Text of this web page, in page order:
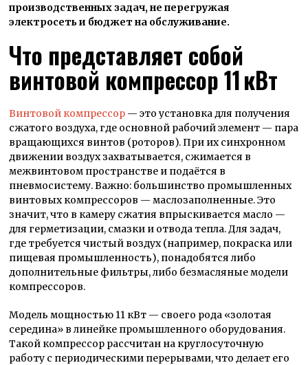
производственных задач, не перегружая
электросеть и бюджет на обслуживание.
Что представляет собой
винтовой компрессор 11 кВт
Винтовой компрессор — это установка для получения
сжатого воздуха, где основной рабочий элемент — пара
вращающихся винтов (роторов). При их синхронном
движении воздух захватывается, сжимается в
межвинтовом пространстве и подаётся в
пневмосистему. Важно: большинство промышленных
винтовых компрессоров — маслозаполненные. Это
значит, что в камеру сжатия впрыскивается масло —
для герметизации, смазки и отвода тепла. Для задач,
где требуется чистый воздух (например, покраска или
пищевая промышленность), понадобятся либо
дополнительные фильтры, либо безмасляные модели
компрессоров.
Модель мощностью 11 кВт — своего рода «золотая
середина» в линейке промышленного оборудования.
Такой компрессор рассчитан на круглосуточную
работу с периодическими перерывами, что делает его